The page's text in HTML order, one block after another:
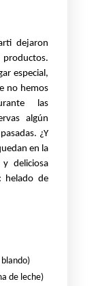
dejaron
productos.
especial,
no hemos
las
algún
¿Y
en la
y deliciosa
helado de
de leche)